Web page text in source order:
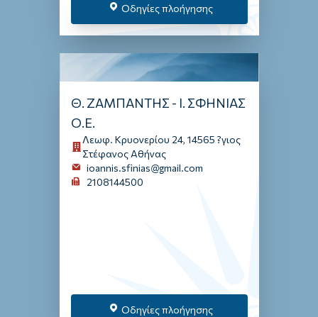
Οδηγίες πλοήγησης
Θ. ΖΑΜΠΑΝΤΗΣ - Ι. ΣΦΗΝΙΑΣ
Ο.Ε.
Λεωφ. Κρυονερίου 24, 14565 ?γιος
Στέφανος Αθήνας
ioannis.sfinias@gmail.com
2108144500
Οδηγίες πλοήγησης